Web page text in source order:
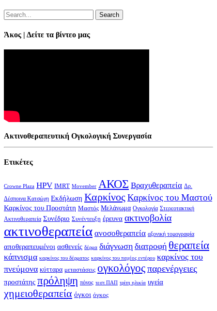
Search
Άκος | Δείτε τα βίντεο μας
Ακτινοθεραπευτική Ογκολογική Συνεργασία
Ετικέτες
Crowne Plaza HPV IMRT Movember ΑΚΟΣ Βραχυθεραπεία Δρ.
Δέσποινα Κατσώχη Εκδήλωση Καρκίνος Καρκίνος του Μαστού
Καρκίνος του Προστάτη Μαστός Μελάνωμα Ογκολογία Στερεοτακτική
Ακτινοθεραπεία Συνέδριο Συνέντευξη έρευνα ακτινοβολία
ακτινοθεραπεία ανοσοθεραπεία αξονική τομογραφία
αποθεραπευμένοι ασθενείς δέρμα διάγνωση διατροφή θεραπεία
κάπνισμα καρκίνος του δέρματος καρκίνος του παχέος εντέρου καρκίνος του
πνεύμονα κύτταρα μεταστάσεις ογκολόγοςπαρενέργειες
προστάτης πρόληψη πόνος τεστ ΠΑΠ τρίτη ηλικία υγεία
χημειοθεραπεία όγκοι όγκος